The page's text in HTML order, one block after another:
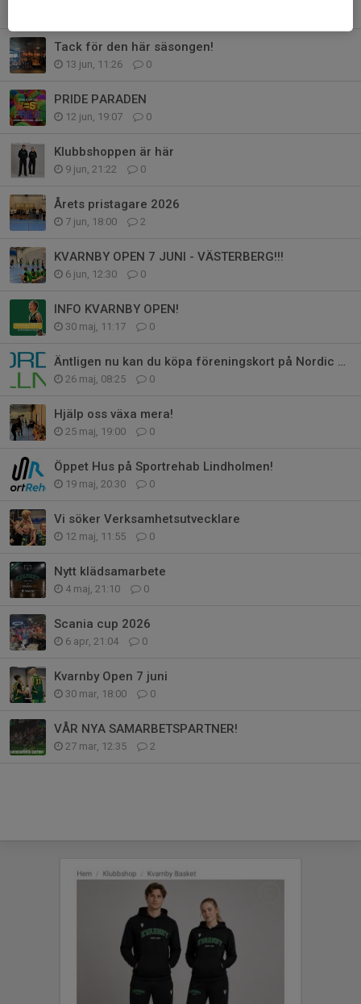
Tack för den här säsongen!
13 jun, 11:26 0
PRIDE PARADEN
12 jun, 19:07 0
Klubbshoppen är här
9 jun, 21:22 0
Årets pristagare 2026
7 jun, 18:00 2
KVARNBY OPEN 7 JUNI - VÄSTERBERG!!!
6 jun, 12:30 0
INFO KVARNBY OPEN!
30 maj, 11:17 0
Äntligen nu kan du köpa föreningskort på Nordic Wellness
26 maj, 08:25 0
Hjälp oss växa mera!
25 maj, 19:00 0
Öppet Hus på Sportrehab Lindholmen!
19 maj, 20:30 0
Vi söker Verksamhetsutvecklare
12 maj, 11:55 0
Nytt klädsamarbete
4 maj, 21:10 0
Scania cup 2026
6 apr, 21:04 0
Kvarnby Open 7 juni
30 mar, 18:00 0
VÅR NYA SAMARBETSPARTNER!
27 mar, 12:35 2